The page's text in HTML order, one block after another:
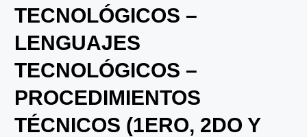
TECNOLÓGICOS –
LENGUAJES
TECNOLÓGICOS –
PROCEDIMIENTOS
TÉCNICOS (1ERO, 2DO Y